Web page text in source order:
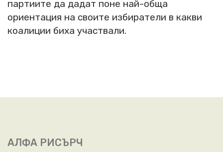
партиите да дадат поне най-обща
ориентация на своите избиратели в какви
коалиции биха участвали.
АЛФА РИСЪРЧ